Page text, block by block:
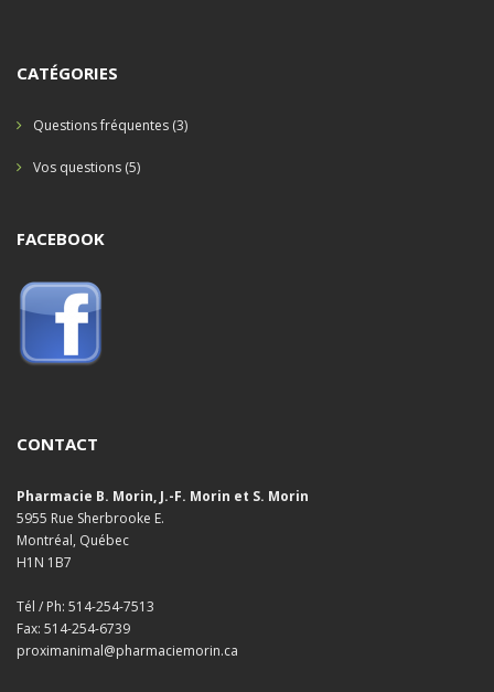
CATÉGORIES
Questions fréquentes (3)
Vos questions (5)
FACEBOOK
CONTACT
Pharmacie B. Morin, J.-F. Morin et S. Morin
5955 Rue Sherbrooke E.
Montréal, Québec
H1N 1B7
Tél / Ph: 514-254-7513
Fax: 514-254-6739
proximanimal@pharmaciemorin.ca